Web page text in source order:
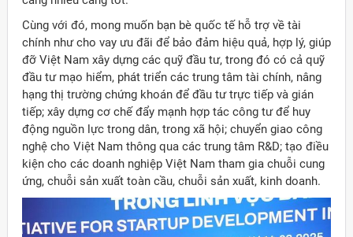
Cùng với đó, mong muốn bạn bè quốc tế hỗ trợ về tài
chính như cho vay ưu đãi để bảo đảm hiệu quả, hợp lý, giúp
đỡ Việt Nam xây dựng các quỹ đầu tư, trong đó có cả quỹ
đầu tư mạo hiểm, phát triển các trung tâm tài chính, nâng
hạng thị trường chứng khoán để đầu tư trực tiếp và gián
tiếp; xây dựng cơ chế đẩy mạnh hợp tác công tư để huy
động nguồn lực trong dân, trong xã hội; chuyển giao công
nghệ cho Việt Nam thông qua các trung tâm R&D; tạo điều
kiện cho các doanh nghiệp Việt Nam tham gia chuỗi cung
ứng, chuỗi sản xuất toàn cầu, chuỗi sản xuất, kinh doanh.